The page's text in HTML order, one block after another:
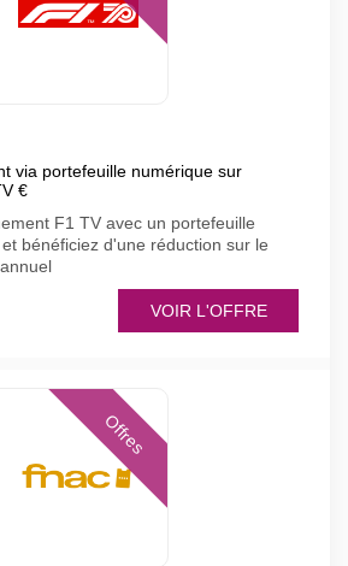
via portefeuille numérique sur
€
F1 TV avec un portefeuille
bénéficiez d'une réduction sur le
VOIR L'OFFRE
Offres